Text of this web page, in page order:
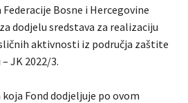
Bosne i Hercegovine
dodjelu sredstava za realizaciju
aktivnosti iz područja zaštite
JK 2022/3.
Fond dodjeljuje po ovom